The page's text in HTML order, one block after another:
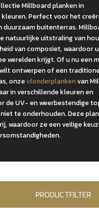
Millboard planken in
Perfect voor het
duurzaam buitenterras.
natuurlijke uitstraling van
van composiet, waardoor
werelden krijgt. Of u nu een
ontwerpen of een
onzevlonderplankenvan
in verschillende kleuren en
de UV- en weerbestendige
te onderhouden. Deze
waardoor ze een veilige
PRODUCTFILTER